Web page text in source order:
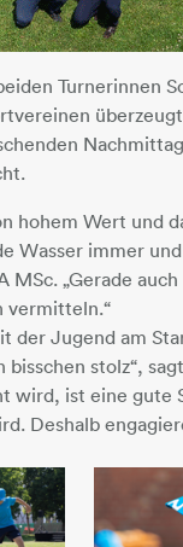
Turnerinnen
hohem Wert und
Wasser immer
„Gerade
vermitteln.“
Jugend am
stolz“,
wird, ist eine
Deshalb